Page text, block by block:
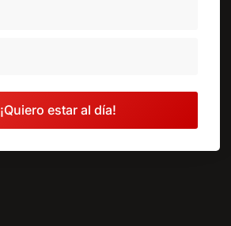
¡Quiero estar al día!